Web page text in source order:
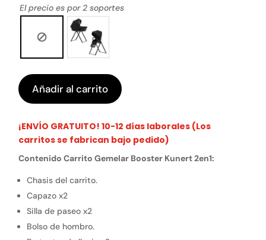
El precio es por 2 soportes
Añadir al carrito
¡ENVÍO GRATUITO! 10-12 días laborales (Los
carritos se fabrican bajo pedido)
Contenido Carrito Gemelar Booster Kunert 2en1:
Chasis del carrito.
Capazo x2
Silla de paseo x2
Bolso de hombro.